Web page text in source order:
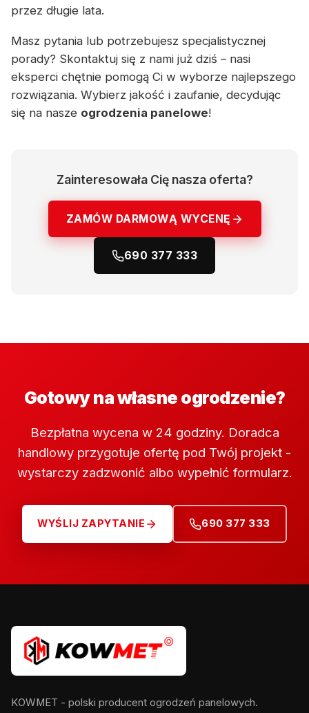
przez długie lata.
Masz pytania lub potrzebujesz specjalistycznej
porady? Skontaktuj się z nami już dziś – nasi
eksperci chętnie pomogą Ci w wyborze najlepszego
rozwiązania. Wybierz jakość i zaufanie, decydując
się na nasze ogrodzenia panelowe!
Zainteresowała Cię nasza oferta?
ZAMÓW DARMOWĄ WYCENĘ
690 377 333
Gotowy na własne ogrodzenie?
Bezpłatna wycena w 24 godziny. Doradca
handlowy przygotuje ofertę pod Twój projekt -
wystarczy zadzwonić albo wypełnić formularz.
WYŚLIJ ZAPYTANIE 690 377 333
KOWMET - polski producent ogrodzeń panelowych.